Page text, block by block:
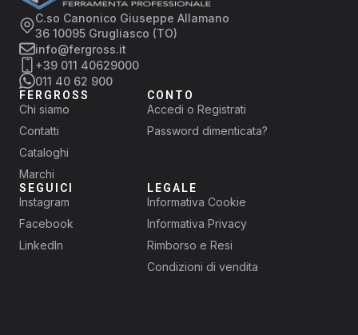
C.so Canonico Giuseppe Allamano
36 10095 Grugliasco (TO)
info@fergross.it
+39 011 40629000
011 40 62 900
FERGROSS
Chi siamo
Contatti
Cataloghi
Marchi
CONTO
Accedi o Registrati
Password dimenticata?
SEGUICI
Instagram
Facebook
LinkedIn
LEGALE
Informativa Cookie
Informativa Privacy
Rimborso e Resi
Condizioni di vendita